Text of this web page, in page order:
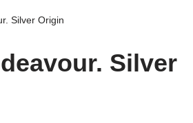
Silver Origin
Silver